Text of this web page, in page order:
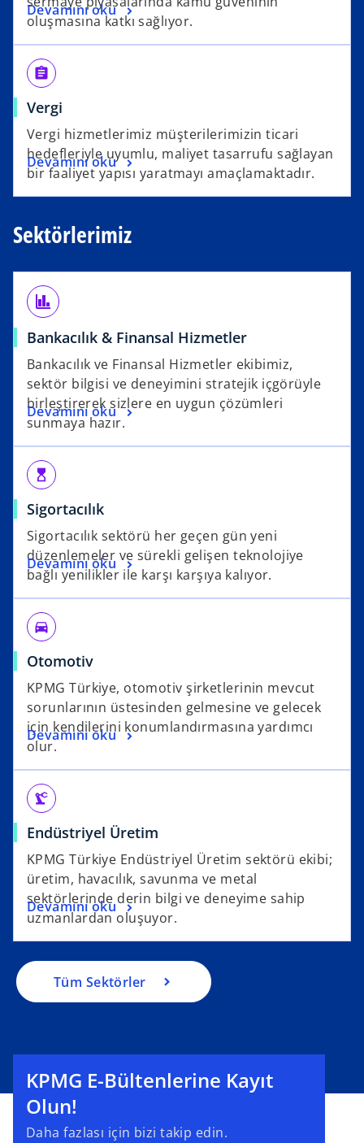
oluşmasına katkı sağlıyor.
Devamını oku
assignment
Vergi
Vergi hizmetlerimiz müşterilerimizin ticari
hedefleriyle uyumlu, maliyet tasarrufu sağlayan
bir faaliyet yapısı yaratmayı amaçlamaktadır.
Devamını oku
Sektörlerimiz
finance
Bankacılık & Finansal Hizmetler
Bankacılık ve Finansal Hizmetler ekibimiz,
sektör bilgisi ve deneyimini stratejik içgörüyle
birleştirerek sizlere en uygun çözümleri
sunmaya hazır.
Devamını oku
hourglass_top
Sigortacılık
Sigortacılık sektörü her geçen gün yeni
düzenlemeler ve sürekli gelişen teknolojiye
bağlı yenilikler ile karşı karşıya kalıyor.
Devamını oku
directions_car
Otomotiv
KPMG Türkiye, otomotiv şirketlerinin mevcut
sorunlarının üstesinden gelmesine ve gelecek
için kendilerini konumlandırmasına yardımcı
olur.
Devamını oku
precision_manufacturing
Endüstriyel Üretim
KPMG Türkiye Endüstriyel Üretim sektörü ekibi;
üretim, havacılık, savunma ve metal
sektörlerinde derin bilgi ve deneyime sahip
uzmanlardan oluşuyor.
Devamını oku
Tüm Sektörler
KPMG E-Bültenlerine Kayıt
Olun!
Daha fazlası için bizi takip edin.